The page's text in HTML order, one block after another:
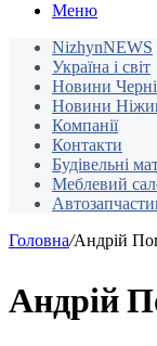
Меню
NizhynNEWS
Україна і світ
Новини
Новини
Компанії
Контакти
Будівельні
Меблевий
Головна/Андрій
Андрій